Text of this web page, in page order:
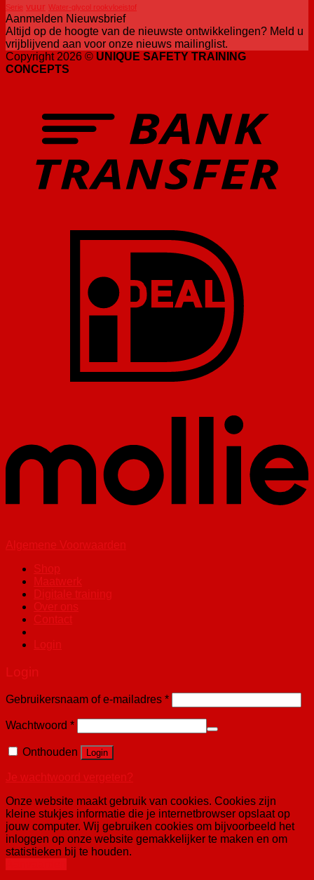
Serie vuur Water-glycol rookvloeistof
Aanmelden Nieuwsbrief
Altijd op de hoogte van de nieuwste ontwikkelingen? Meld u
vrijblijvend aan voor onze nieuws mailinglist.
Copyright 2026 © UNIQUE SAFETY TRAINING
CONCEPTS
Algemene Voorwaarden
Shop
Maatwerk
Digitale training
Over ons
Contact
Login
Login
Gebruikersnaam of e-mailadres *
Wachtwoord *
Onthouden Login
Je wachtwoord vergeten?
Onze website maakt gebruik van cookies. Cookies zijn
kleine stukjes informatie die je internetbrowser opslaat op
jouw computer. Wij gebruiken cookies om bijvoorbeeld het
inloggen op onze website gemakkelijker te maken en om
statistieken bij te houden.